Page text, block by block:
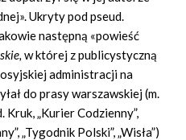
Ukryty pod pseud.
następną «powieść
w której z publicystyczną
administracji na
do prasy warszawskiej (m.
Kruk, „Kurier Codzienny”,
„Tygodnik Polski”, „Wisła”)